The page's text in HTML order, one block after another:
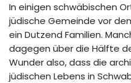
In einigen schwäbischen
jüdische Gemeinde vor
ein Dutzend Familien.
dagegen über die Hälfte
Wunder also, dass die
jüdischen Lebens in